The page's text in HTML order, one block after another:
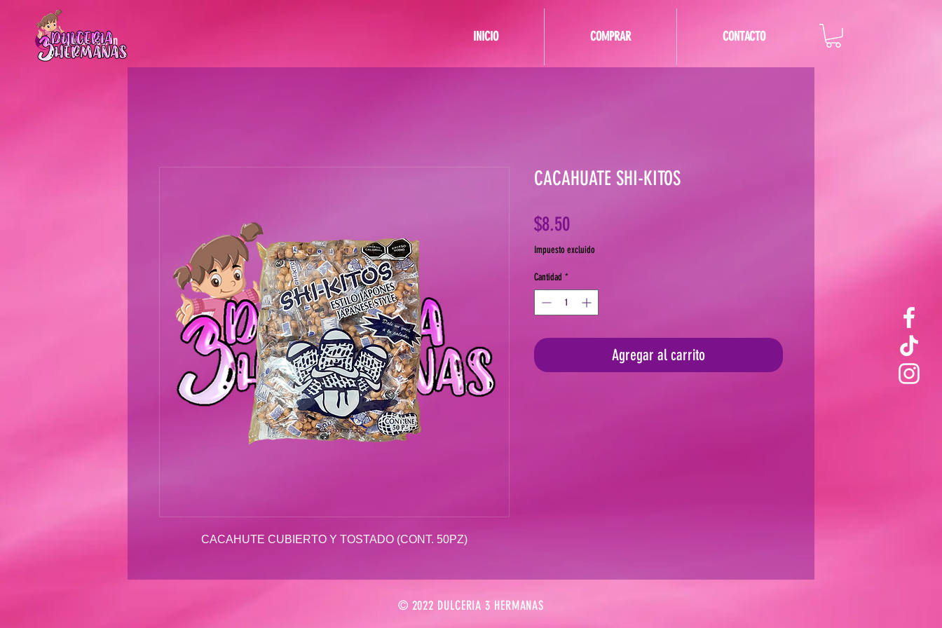
INICIO COMPRAR CONTACTO
Iniciar sesión
CACAHUTE CUBIERTO Y TOSTADO (CONT. 50PZ)
CACAHUATE SHI-KITOS
$8.50Precio
Impuesto excluido
Cantidad *
Agregar al carrito
© 2022 DULCERIA 3 HERMANAS